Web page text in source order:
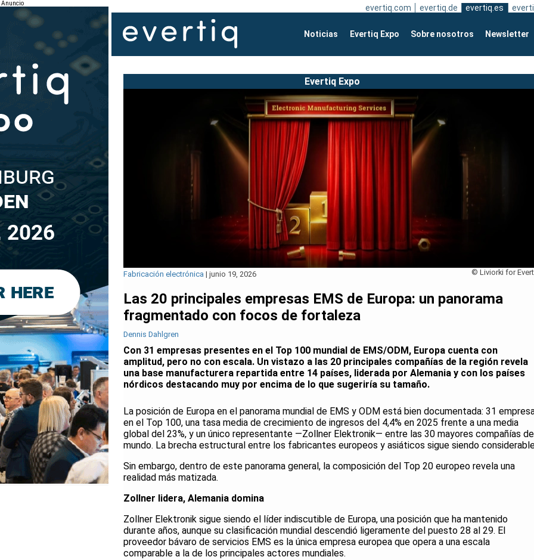
Anuncio evertiq.com evertiq.de evertiq.es
Noticias Evertiq Expo Sobre nosotros Newsletter
© Liviorki for
Fabricación electrónica | junio 19, 2026
Las 20 principales empresas EMS de Europa: un panorama
fragmentado con focos de fortaleza
Dennis Dahlgren
Con 31 empresas presentes en el Top 100 mundial de EMS/ODM, Europa cuenta con
amplitud, pero no con escala. Un vistazo a las 20 principales compañías de la región revela
una base manufacturera repartida entre 14 países, liderada por Alemania y con los países
nórdicos destacando muy por encima de lo que sugeriría su tamaño.
La posición de Europa en el panorama mundial de EMS y ODM está bien documentada: 31
en el Top 100, una tasa media de crecimiento de ingresos del 4,4% en 2025 frente a una media
global del 23%, y un único representante —Zollner Elektronik— entre las 30 mayores compañías
mundo. La brecha estructural entre los fabricantes europeos y asiáticos sigue siendo
Sin embargo, dentro de este panorama general, la composición del Top 20 europeo revela una
realidad más matizada.
Zollner lidera, Alemania domina
Zollner Elektronik sigue siendo el líder indiscutible de Europa, una posición que ha mantenido
durante años, aunque su clasificación mundial descendió ligeramente del puesto 28 al 29. El
proveedor bávaro de servicios EMS es la única empresa europea que opera a una escala
comparable a la de los principales actores mundiales.